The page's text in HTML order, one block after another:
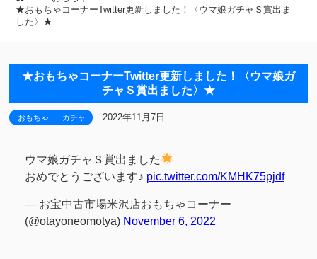
★おもちゃコーナーTwitter更新しました！〈ウマ娘ガチャＳ賞出ま
した〉★
★おもちゃコーナーTwitter更新しました！〈ウマ娘ガ
チャＳ賞出ました〉★
おもちゃ ガチャ 2022年11月7日
ウマ娘ガチャＳ賞出ました
おめでとうございます♪ pic.twitter.com/KMHK75pjdf
— お宝中古市場米沢店おもちゃコーナー
(@otayoneomotya) November 6, 2022